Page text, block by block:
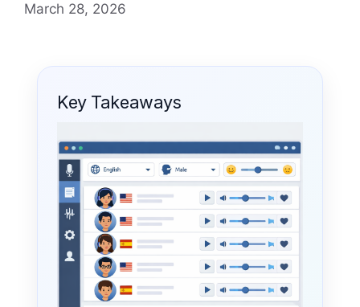
March 28, 2026
Key Takeaways